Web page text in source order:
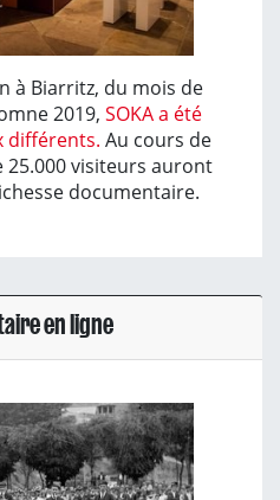
à Biarritz, du mois de
2019, SOKA a été
différents. Au cours de
visiteurs auront
documentaire.
en ligne